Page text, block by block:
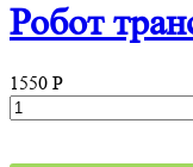
Робот
1550 P